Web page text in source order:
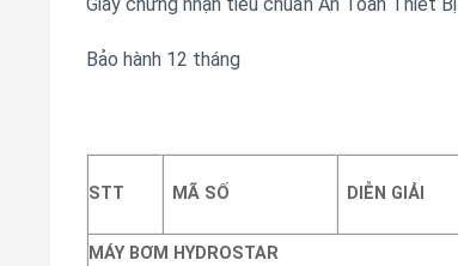
Bảo hành 12 tháng
STT MÃ SỐ DIỄN GIẢI
MÁY BƠM HYDROSTAR